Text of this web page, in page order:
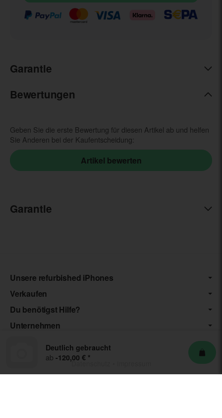
Deutlich gebraucht
ab -120,00 € *
Garantie
Bewertungen
Geben Sie die erste Bewertung für diesen Artikel ab und helfen
Sie Anderen bei der Kaufentscheidung:
Garantie
Unsere refurbished iPhones
Verkaufen
Du benötigst Hilfe?
Unternehmen
Datenschutz